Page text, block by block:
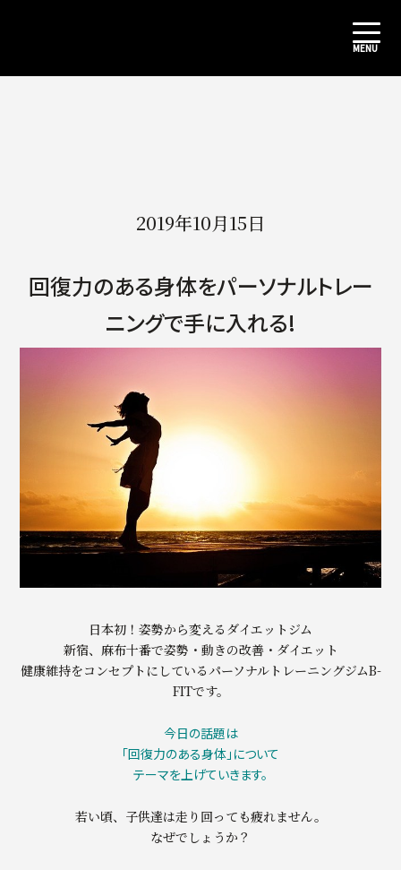
2019年10月15日
回復力のある身体をパーソナルトレー
ニングで手に入れる!
日本初！姿勢から変えるダイエットジム
新宿、麻布十番で姿勢・動きの改善・ダイエット
健康維持をコンセプトにしているパーソナルトレーニングジムB-
FITです。
今日の話題は
「回復力のある身体」について
テーマを上げていきます。
若い頃、子供達は走り回っても疲れません。
なぜでしょうか？